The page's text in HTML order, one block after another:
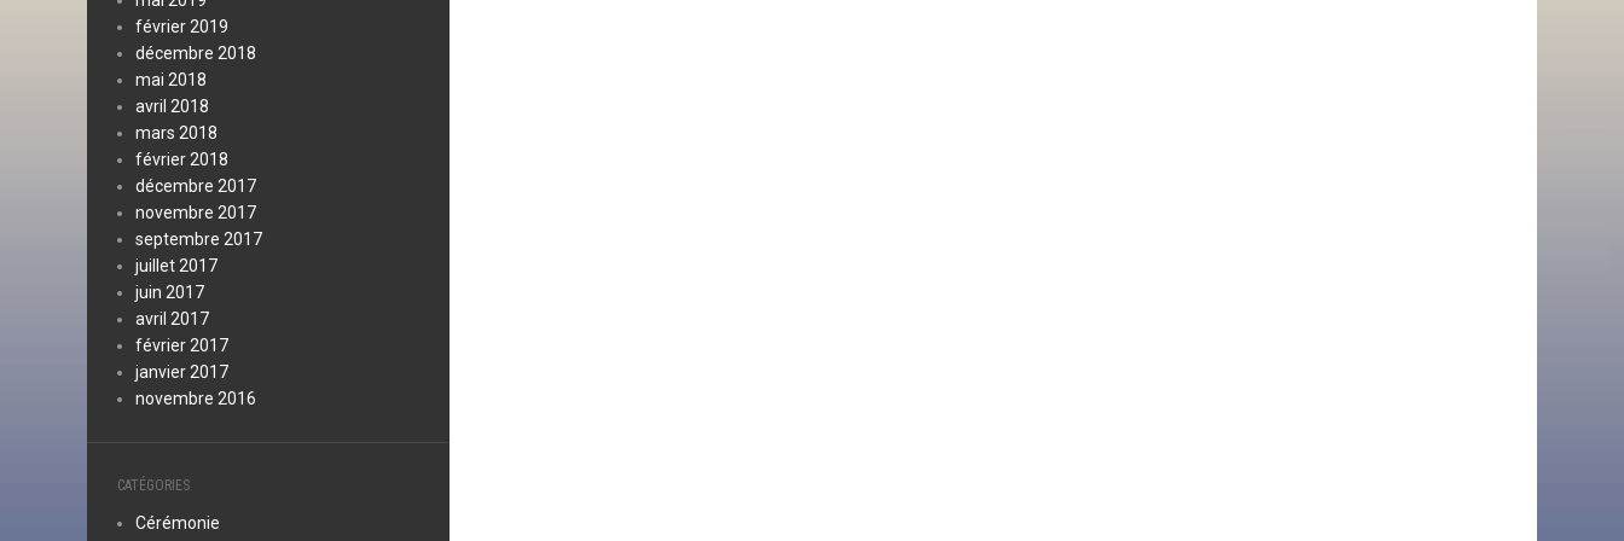
février 2019
décembre 2018
mai 2018
avril 2018
mars 2018
février 2018
décembre 2017
novembre 2017
septembre 2017
juillet 2017
juin 2017
avril 2017
février 2017
janvier 2017
novembre 2016
CATÉGORIES
Cérémonie